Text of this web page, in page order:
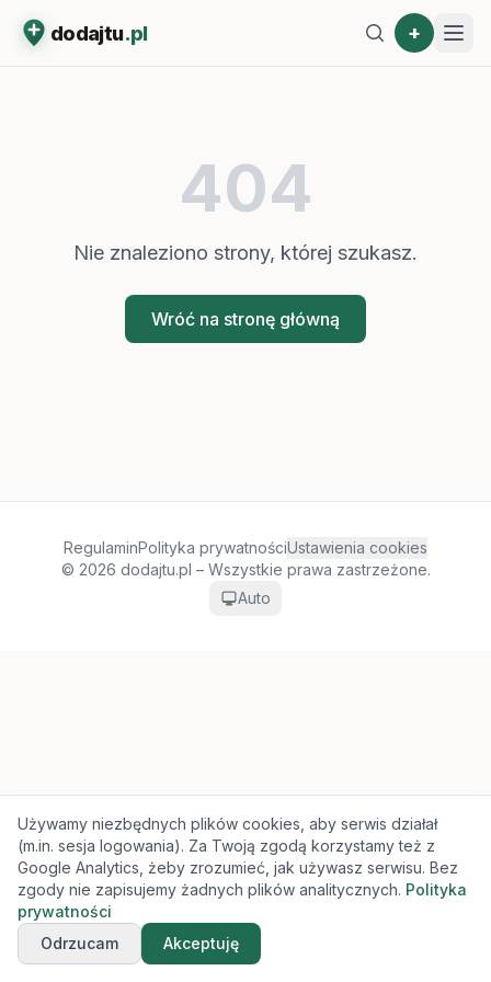
dodajtu.pl +
404
Nie znaleziono strony, której szukasz.
Wróć na stronę główną
RegulaminPolityka prywatnościUstawienia cookies
© 2026 dodajtu.pl – Wszystkie prawa zastrzeżone.
Auto
Używamy niezbędnych plików cookies, aby serwis działał
(m.in. sesja logowania). Za Twoją zgodą korzystamy też z
Google Analytics, żeby zrozumieć, jak używasz serwisu. Bez
zgody nie zapisujemy żadnych plików analitycznych. Polityka
prywatności
Odrzucam
Akceptuję